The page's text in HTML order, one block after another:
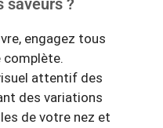
saveurs ?
engagez tous
complète.
attentif des
des variations
de votre nez et